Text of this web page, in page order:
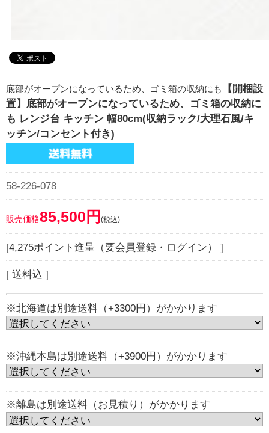
底部がオープンになっているため、ゴミ箱の収納にも
【開梱設
置】底部がオープンになっているため、ゴミ箱の収納に
も レンジ台 キッチン 幅80cm(収納ラック/大理石風/キ
ッチン/コンセント付き)
58-226-078
販売価格85,500円 (税込)
[4,275ポイント進呈（要会員登録・ログイン） ]
[ 送料込 ]
※北海道は別途送料（+3300円）がかかります
※沖縄本島は別途送料（+3900円）がかかります
※離島は別途送料（お見積り）がかかります